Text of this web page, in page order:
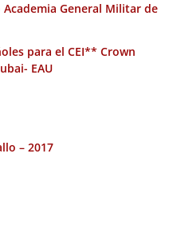
General Militar de
para el CEI** Crown
EAU
– 2017